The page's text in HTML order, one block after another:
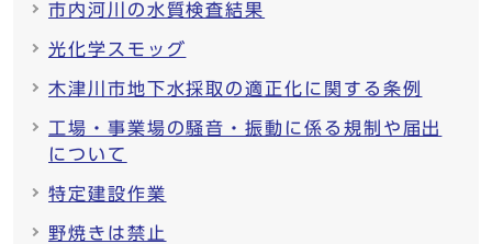
市内河川の水質検査結果
光化学スモッグ
木津川市地下水採取の適正化に関する条例
工場・事業場の騒音・振動に係る規制や届出
について
特定建設作業
野焼きは禁止